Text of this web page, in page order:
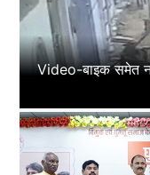
Video-बाइक समेत